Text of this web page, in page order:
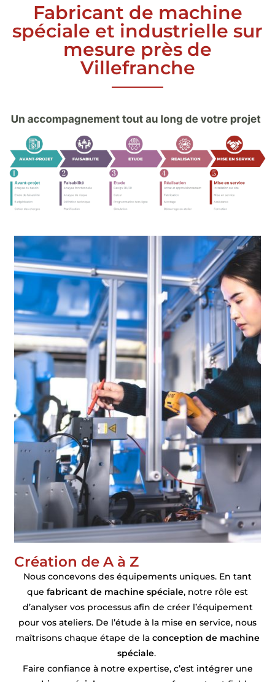
Fabricant de machine
spéciale et industrielle sur
mesure près de
Villefranche
Création de A à Z
Nous concevons des équipements uniques. En tant
que fabricant de machine spéciale, notre rôle est
d’analyser vos processus afin de créer l’équipement
pour vos ateliers. De l’étude à la mise en service, nous
maîtrisons chaque étape de la conception de machine
spéciale.
Faire confiance à notre expertise, c’est intégrer une